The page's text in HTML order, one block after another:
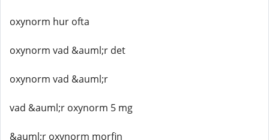
oxynorm hur ofta
oxynorm vad &auml;r det
oxynorm vad &auml;r
vad &auml;r oxynorm 5 mg
&auml;r oxynorm morfin